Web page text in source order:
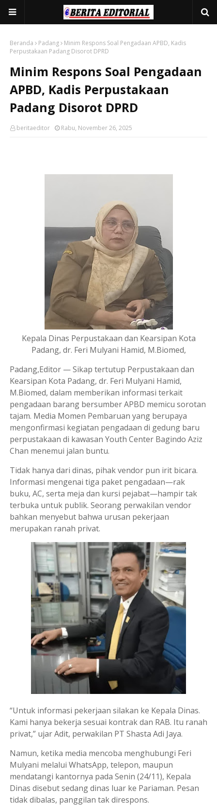
Beranda Padang
Minim Respons Soal Pengadaan APBD, Kadis
Perpustakaan Padang Disorot DPRD
Minim Respons Soal Pengadaan
APBD, Kadis Perpustakaan
Padang Disorot DPRD
beritaeditor Rabu, November 26, 2025
Kepala Dinas Perpustakaan dan Kearsipan Kota
Padang, dr. Feri Mulyani Hamid, M.Biomed,
Padang,Editor — Sikap tertutup Perpustakaan dan
Kearsipan Kota Padang, dr. Feri Mulyani Hamid,
M.Biomed, dalam memberikan informasi terkait
pengadaan barang bersumber APBD memicu sorotan
tajam. Media Momen Pembaruan yang berupaya
mengonfirmasi kegiatan pengadaan di gedung baru
perpustakaan di kawasan Youth Center Bagindo Aziz
Chan menemui jalan buntu.
Tidak hanya dari dinas, pihak vendor pun irit bicara.
Informasi mengenai tiga paket pengadaan—rak
buku, AC, serta meja dan kursi pejabat—hampir tak
terbuka untuk publik. Seorang perwakilan vendor
bahkan menyebut bahwa urusan pekerjaan
merupakan ranah privat.
“Untuk informasi pekerjaan silakan ke Kepala Dinas.
Kami hanya bekerja sesuai kontrak dan RAB. Itu ranah
privat,” ujar Adit, perwakilan PT Shasta Adi Jaya.
Namun, ketika media mencoba menghubungi Feri
Mulyani melalui WhatsApp, telepon, maupun
mendatangi kantornya pada Senin (24/11), Kepala
Dinas disebut sedang dinas luar ke Pariaman. Pesan
tidak dibalas, panggilan tak direspons.